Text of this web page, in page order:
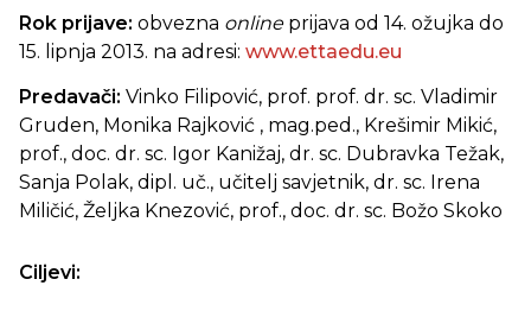
Rok prijave: obvezna onlineprijava od 14. ožujka do
15. lipnja 2013. na adresi: www.ettaedu.eu
Predavači: Vinko Filipović, prof. prof. dr. sc. Vladimir
Gruden, Monika Rajković , mag.ped., Krešimir Mikić,
prof., doc. dr. sc. Igor Kanižaj, dr. sc. Dubravka Težak,
Sanja Polak, dipl. uč., učitelj savjetnik, dr. sc. Irena
Miličić, Željka Knezović, prof., doc. dr. sc. Božo Skoko
Ciljevi: